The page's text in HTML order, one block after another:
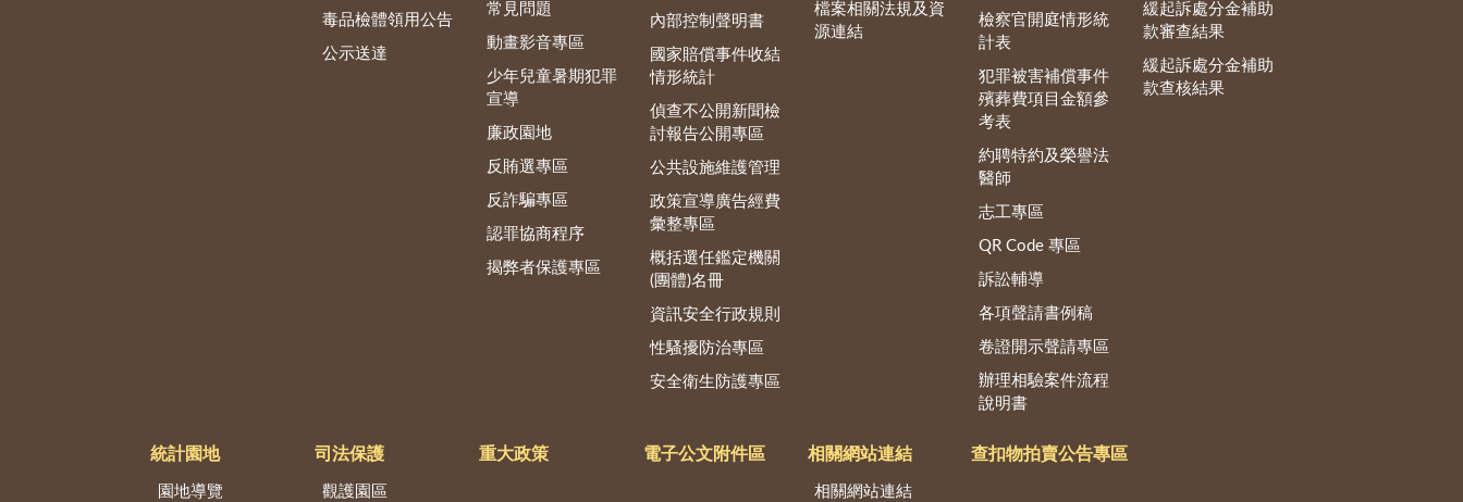
毒品檢體領用公告
公示送達
常見問題
動畫影音專區
少年兒童暑期犯罪
宣導
廉政園地
反賄選專區
反詐騙專區
認罪協商程序
揭弊者保護專區
內部控制聲明書
國家賠償事件收結
情形統計
偵查不公開新聞檢
討報告公開專區
公共設施維護管理
政策宣導廣告經費
彙整專區
概括選任鑑定機關
(團體)名冊
資訊安全行政規則
性騷擾防治專區
安全衛生防護專區
檔案相關法規及資
源連結
檢察官開庭情形統
計表
犯罪被害補償事件
殯葬費項目金額參
考表
約聘特約及榮譽法
醫師
志工專區
QR Code 專區
訴訟輔導
各項聲請書例稿
卷證開示聲請專區
辦理相驗案件流程
說明書
緩起訴處分金補助
款審查結果
緩起訴處分金補助
款查核結果
統計園地
園地導覽
司法保護
觀護園區
重大政策 電子公文附件區 相關網站連結
相關網站連結
查扣物拍賣公告專區